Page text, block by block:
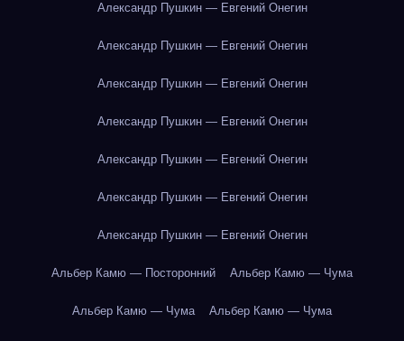
Александр Пушкин — Евгений Онегин
Александр Пушкин — Евгений Онегин
Александр Пушкин — Евгений Онегин
Александр Пушкин — Евгений Онегин
Александр Пушкин — Евгений Онегин
Александр Пушкин — Евгений Онегин
Александр Пушкин — Евгений Онегин
Альбер Камю — Посторонний Альбер Камю — Чума
Альбер Камю — Чума Альбер Камю — Чума